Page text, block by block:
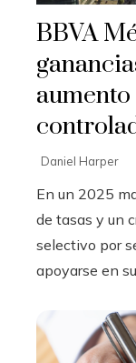
BBVA
Daniel Harper
En un 2025
de tasas y un
selectivo por
apoyarse en